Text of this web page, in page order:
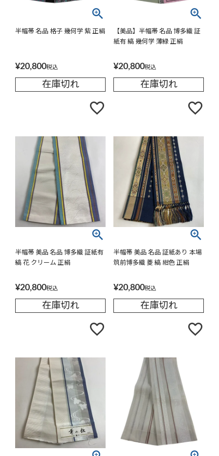
半幅帯 名品 格子 幾何学 紫 正絹
¥20,800税込
在庫切れ
【美品】半幅帯 名品 博多織 証
紙有 縞 幾何学 薄緑 正絹
¥20,800税込
在庫切れ
半幅帯 美品 名品 博多織 証紙有
縞 花 クリーム 正絹
¥20,800税込
在庫切れ
半幅帯 美品 名品 証紙あり 本場
筑前博多織 菱 縞 紺色 正絹
¥20,800税込
在庫切れ